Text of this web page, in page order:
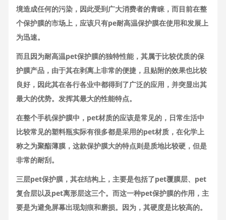
境造成任何的污染，因此受到广大消费者的青睐，而目前在整
个保护膜的市场上，应该只有pe耐高温保护膜在使用和发展上
为迅速。
而且因为耐高温pet保护膜的独特性能，其属于比较优质的保
护膜产品，由于其在剥离上非常的便捷，且贴附的效果也比较
良好，因此其在各行各业中都得到了广泛的应用，并突显出其
最大的优势。发挥其最大的性能特点。
在整个手机保护膜中，pet材质的应该是常见的，日常生活中
比较常见的塑料瓶实际有很多都是采用的pet材质，在化学上
称之为聚酯薄膜，这款保护膜大的特点则是质地比较硬，但是
非常的耐刮。
三层pet保护膜，其在结构上，主要是包括了pet覆膜层、pet
复合层以及pet离形层这三个。而这一种pet保护膜的作用，主
要是为避免屏幕出现划痕和磨损。因为，其硬度是比较高的。